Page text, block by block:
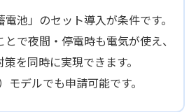
電池」のセット導入が条件です。
で夜間・停電時も電気が使え、
を同時に実現できます。
モデルでも申請可能です。